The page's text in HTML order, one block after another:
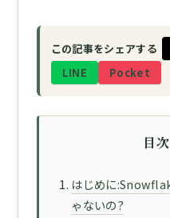
この記事をシェアする
LINE
Pocket
目次
はじめに
ゃないの?